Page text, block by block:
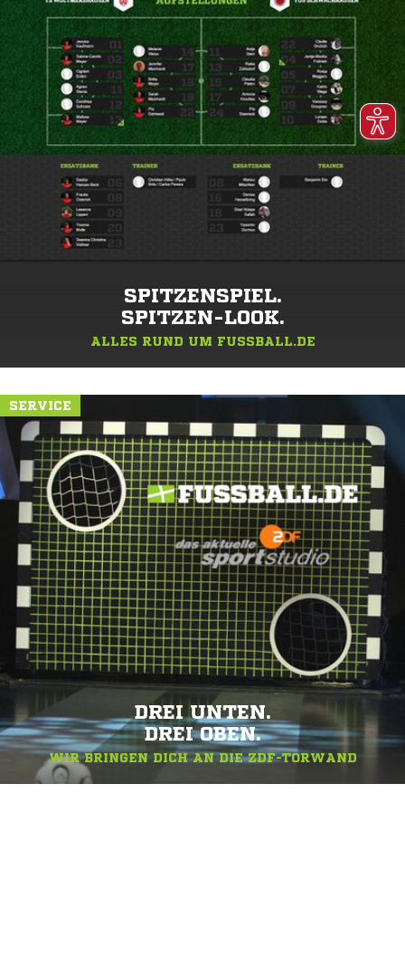
SPITZENSPIEL.
SPITZEN-LOOK.
ALLES RUND UM FUSSBALL.DE
SERVICE
DREI UNTEN.
DREI OBEN.
WIR BRINGEN DICH AN DIE ZDF-TORWAND